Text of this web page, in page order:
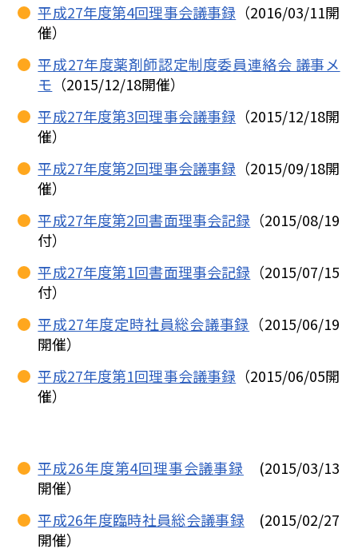
平成27年度第4回理事会議事録 （2016/03/11開
催）
平成27年度薬剤師認定制度委員連絡会 議事メ
モ （2015/12/18開催）
平成27年度第3回理事会議事録 （2015/12/18開
催）
平成27年度第2回理事会議事録 （2015/09/18開
催）
平成27年度第2回書面理事会記録 （2015/08/19
付）
平成27年度第1回書面理事会記録 （2015/07/15
付）
平成27年度定時社員総会議事録 （2015/06/19
開催）
平成27年度第1回理事会議事録 （2015/06/05開
催）
平成26年度第4回理事会議事録 (2015/03/13
開催）
平成26年度臨時社員総会議事録 (2015/02/27
開催）